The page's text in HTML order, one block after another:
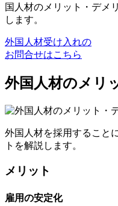
国人材のメリット・デメ
します。
外国人材受け入れの
お問合せはこちら
外国人材のメリ
外国人材を採用すること
トを解説します。
メリット
雇用の安定化